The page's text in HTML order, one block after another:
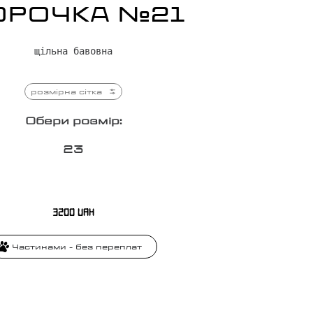
№21
щільна бавовна
розмірна сітка
Обери розмір:
23
3200 UAH
Частинами - без переплат